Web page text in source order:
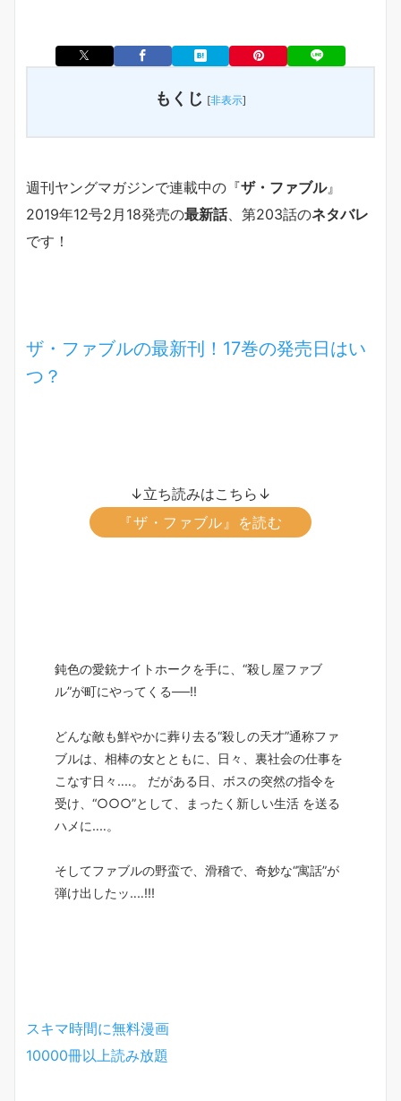
もくじ [非表示]
週刊ヤングマガジンで連載中の『ザ・ファブル』
2019年12号2月18発売の最新話、第203話のネタバレ
です！
ザ・ファブルの最新刊！17巻の発売日はい
つ？
↓立ち読みはこちら↓
『ザ・ファブル』を読む
鈍色の愛銃ナイトホークを手に、“殺し屋ファブ
ル”が町にやってくる──!!
どんな敵も鮮やかに葬り去る“殺しの天才”通称ファ
ブルは、相棒の女とともに、日々、裏社会の仕事を
こなす日々‥‥。 だがある日、ボスの突然の指令を
受け、“○○○”として、まったく新しい生活 を送る
ハメに‥‥。
そしてファブルの野蛮で、滑稽で、奇妙な“寓話”が
弾け出したッ‥‥!!!
スキマ時間に無料漫画
10000冊以上読み放題